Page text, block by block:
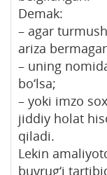
Demak:
– agar
ariza
– uning
bo‘lsa;
– yoki imzo
jiddiy holat
qiladi.
Lekin
buyrug‘i